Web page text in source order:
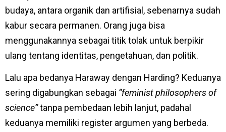
budaya, antara organik dan artifisial, sebenarnya sudah
kabur secara permanen. Orang juga bisa
menggunakannya sebagai titik tolak untuk berpikir
ulang tentang identitas, pengetahuan, dan politik.
Lalu apa bedanya Haraway dengan Harding? Keduanya
sering digabungkan sebagai “feminist philosophers of
science”tanpa pembedaan lebih lanjut, padahal
keduanya memiliki register argumen yang berbeda.